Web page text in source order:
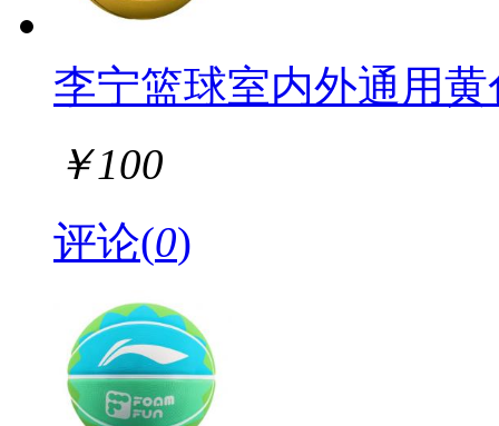
李宁篮球室内外通用
￥100
评论(0)